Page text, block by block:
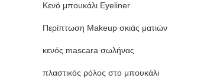
Κενό μπουκάλι Eyeliner
Περίπτωση Makeup σκιάς ματιών
κενός mascara σωλήνας
πλαστικός ρόλος στο μπουκάλι